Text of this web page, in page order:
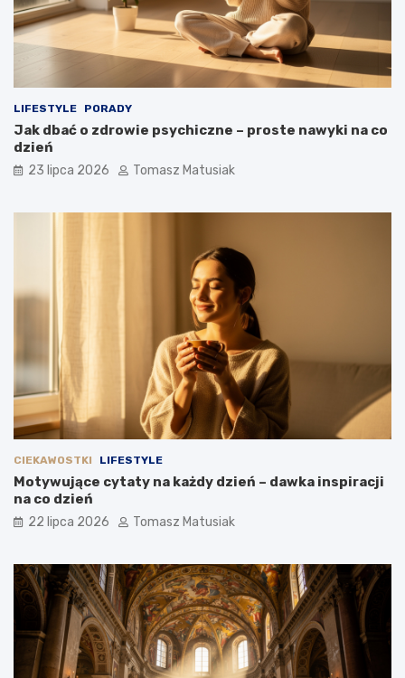
LIFESTYLE PORADY
Jak dbać o zdrowie psychiczne – proste nawyki na co
dzień
23 lipca 2026 Tomasz Matusiak
CIEKAWOSTKI LIFESTYLE
Motywujące cytaty na każdy dzień – dawka inspiracji
na co dzień
22 lipca 2026 Tomasz Matusiak